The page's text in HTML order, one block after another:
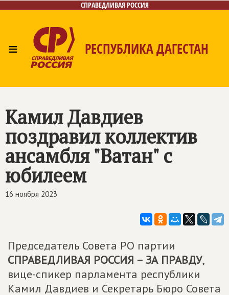
СПРАВЕДЛИВАЯ РОССИЯ
≡ РЕСПУБЛИКА ДАГЕСТАН
Камил Давдиев
поздравил коллектив
ансамбля "Ватан" с
юбилеем
16 ноября 2023
Председатель Совета РО партии
СПРАВЕДЛИВАЯ РОССИЯ – ЗА ПРАВДУ,
вице-спикер парламента республики
Камил Давдиев и Секретарь Бюро Совета